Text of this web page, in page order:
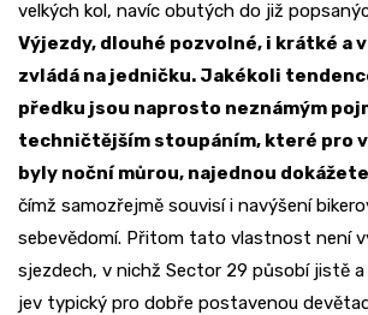
velkých kol, navíc obutých do již
Výjezdy, dlouhé pozvolné, i krátké a
zvládá na jedničku. Jakékoli
předku jsou naprosto neznámým
techničtějším stoupáním, které pro
byly noční můrou, najednou
čímž samozřejmě souvisí i navýšení
sebevědomí. Přitom tato vlastnost není
sjezdech, v nichž Sector 29 působí jistě
jev typický pro dobře postavenou